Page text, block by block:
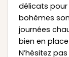
délicats pour
bohèmes
journées
bien en
N’hésitez